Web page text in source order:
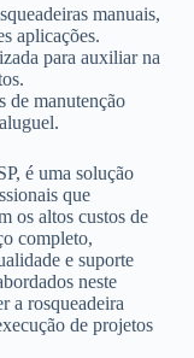
manuais,
aplicações.
para auxiliar na
de manutenção
é uma solução
que
os altos custos de
completo,
e suporte
neste
a rosqueadeira
de projetos